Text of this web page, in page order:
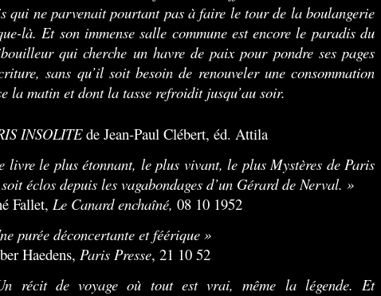
qui ne parvenait pourtant pas à faire le tour de la boulangerie
là. Et son immense salle commune est encore le paradis du
qui cherche un havre de paix pour pondre ses pages
sans qu’il soit besoin de renouveler une consommation
la matin et dont la tasse refroidit jusqu’au soir.
INSOLITEde Jean-Paul Clébert, éd. Attila
livre le plus étonnant, le plus vivant, le plus Mystères de Paris
éclos depuis les vagabondages d’un Gérard de Nerval. »
Fallet, Le Canard enchaîné, 08 10 1952
purée déconcertante et féérique »
Haedens, Paris Presse, 21 10 52
récit de voyage où tout est vrai, même la légende. Et